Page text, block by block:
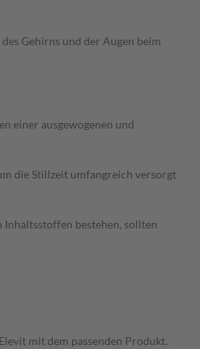
Gehirns und der Augen beim
einer ausgewogenen und
die Stillzeit umfangreich versorgt
bestehen, sollten
mit dem passenden Produkt.